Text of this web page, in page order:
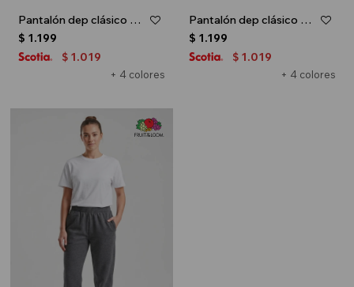
Pantalón dep clásico c/puños elásticos - UNISEX - Azul oscuro
+ 4 colores
$ 1.199
$ 1.019
Pantalón dep clásico c/puños elásticos - UNISEX - Gris melange claro
+ 4 colores
$ 1.199
$ 1.019